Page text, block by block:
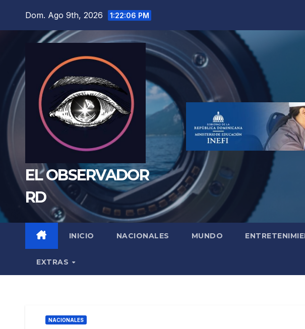
Dom. Ago 9th, 2026 1:22:08 PM
EL OBSERVADOR
RD
INICIO NACIONALES MUNDO
EXTRAS
NACIONALES